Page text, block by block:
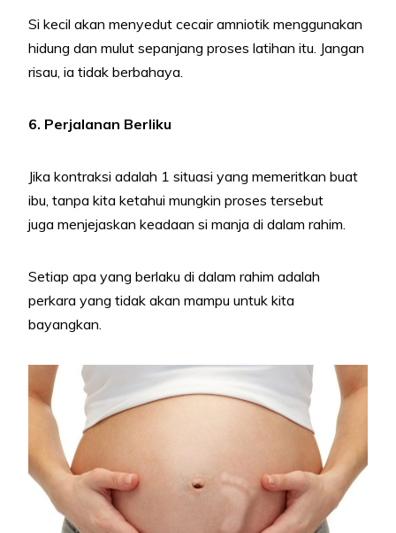
Si kecil akan menyedut cecair amniotik menggunakan
hidung dan mulut sepanjang proses latihan itu. Jangan
risau, ia tidak berbahaya.
6. Perjalanan Berliku
Jika kontraksi adalah 1 situasi yang memeritkan buat
ibu, tanpa kita ketahui mungkin proses tersebut
juga menjejaskan keadaan si manja di dalam rahim.
Setiap apa yang berlaku di dalam rahim adalah
perkara yang tidak akan mampu untuk kita
bayangkan.